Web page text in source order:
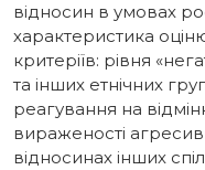
відносин в умовах
характеристика
критеріїв: рівня
та інших етнічних
реагування на
вираженості
відносинах інших